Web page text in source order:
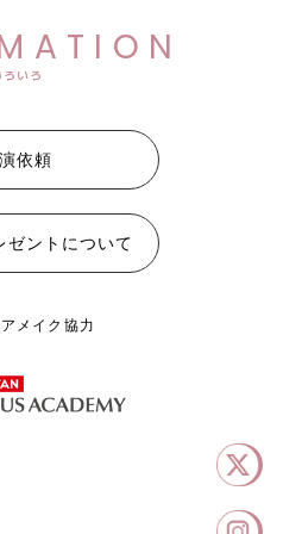
ろいろ
依頼
ゼントについて
メイク協力